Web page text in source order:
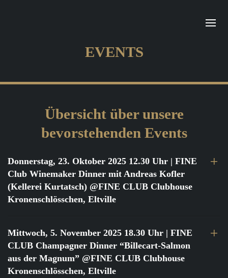
EVENTS
Übersicht über unsere
bevorstehenden Events
Donnerstag, 23. Oktober 2025 12.30 Uhr | FINE
Club Winemaker Dinner mit Andreas Kofler
(Kellerei Kurtatsch) @FINE CLUB Clubhouse
Kronenschlösschen, Eltville
Mittwoch, 5. November 2025 18.30 Uhr | FINE
CLUB Champagner Dinner “Billecart-Salmon
aus der Magnum” @FINE CLUB Clubhouse
Kronenschlösschen, Eltville